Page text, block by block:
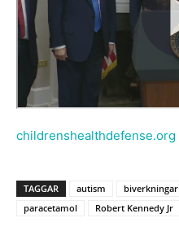
childrenshealthdefense.org
TAGGAR autism biverkningar
paracetamol
Robert Kennedy Jr